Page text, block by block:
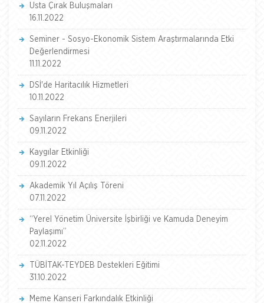
Usta Çırak Buluşmaları
16.11.2022
Seminer - Sosyo-Ekonomik Sistem Araştırmalarında Etki
Değerlendirmesi
11.11.2022
DSİ'de Haritacılık Hizmetleri
10.11.2022
Sayıların Frekans Enerjileri
09.11.2022
Kaygılar Etkinliği
09.11.2022
Akademik Yıl Açılış Töreni
07.11.2022
“Yerel Yönetim Üniversite İşbirliği ve Kamuda Deneyim
Paylaşımı”
02.11.2022
TÜBİTAK-TEYDEB Destekleri Eğitimi
31.10.2022
Meme Kanseri Farkındalık Etkinliği